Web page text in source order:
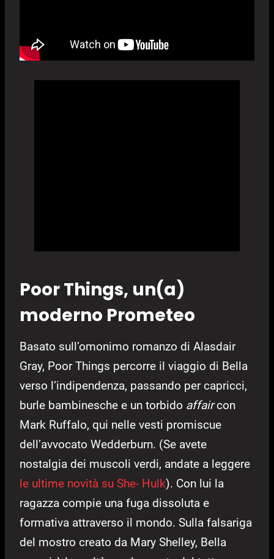
Poor Things, un(a)
moderno Prometeo
Basato sull’omonimo romanzo di Alasdair
Gray, Poor Things percorre il viaggio di Bella
verso l’indipendenza, passando per capricci,
burle bambinesche e un torbido affaircon
Mark Ruffalo, qui nelle vesti promiscue
dell’avvocato Wedderburn. (Se avete
nostalgia dei muscoli verdi, andate a leggere
le ultime novità su She- Hulk). Con lui la
ragazza compie una fuga dissoluta e
formativa attraverso il mondo. Sulla falsariga
del mostro creato da Mary Shelley, Bella